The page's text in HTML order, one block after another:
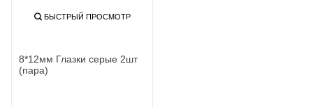
БЫСТРЫЙ ПРОСМОТР
8*12мм Глазки серые 2шт
(пара)